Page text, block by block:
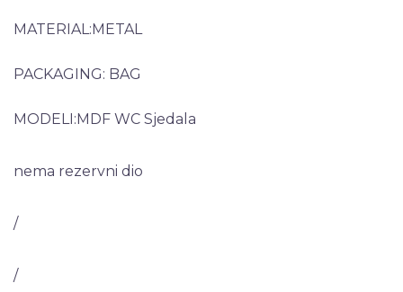
MATERIAL:METAL
PACKAGING: BAG
MODELI:MDF WC Sjedala
nema rezervni dio
/
/